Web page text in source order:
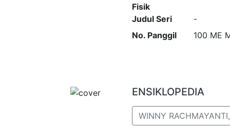
Fisik
Judul Seri
-
No. Panggil
100 ME
ENSIKLOPEDIA
WINNY